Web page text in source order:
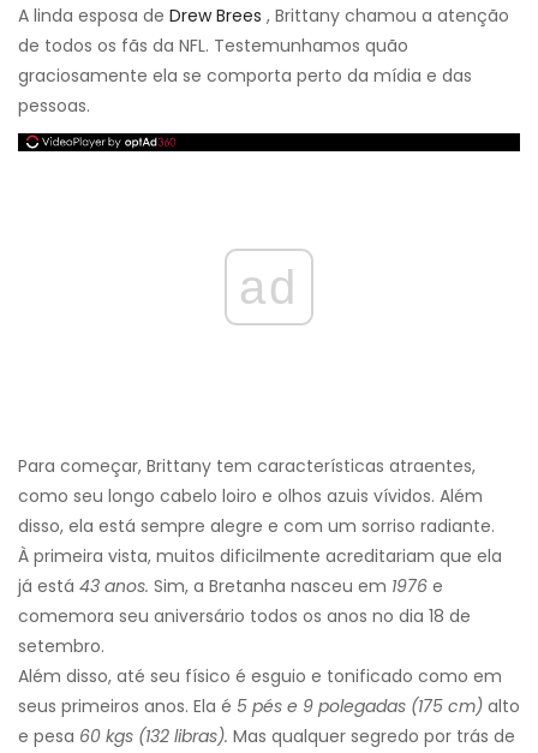
A linda esposa de Drew Brees , Brittany chamou a atenção
de todos os fãs da NFL. Testemunhamos quão
graciosamente ela se comporta perto da mídia e das
pessoas.
ad
Para começar, Brittany tem características atraentes,
como seu longo cabelo loiro e olhos azuis vívidos. Além
disso, ela está sempre alegre e com um sorriso radiante.
À primeira vista, muitos dificilmente acreditariam que ela
já está 43 anos. Sim, a Bretanha nasceu em 1976 e
comemora seu aniversário todos os anos no dia 18 de
setembro.
Além disso, até seu físico é esguio e tonificado como em
seus primeiros anos. Ela é 5 pés e 9 polegadas (175 cm) alto
e pesa 60 kgs (132 libras). Mas qualquer segredo por trás de